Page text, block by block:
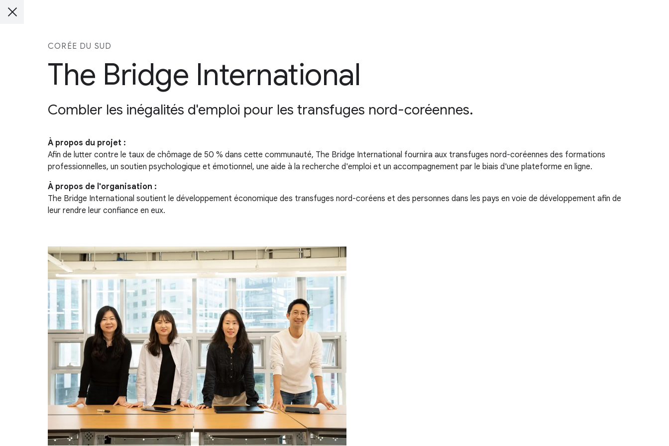
CORÉE DU SUD
The Bridge International
Combler les inégalités d'emploi pour les transfuges nord-coréennes.
À propos du projet :
Afin de lutter contre le taux de chômage de 50 % dans cette communauté, The Bridge International fournira aux transfuges nord-coréennes des formations
professionnelles, un soutien psychologique et émotionnel, une aide à la recherche d'emploi et un accompagnement par le biais d'une plateforme en ligne.
À propos de l'organisation :
The Bridge International soutient le développement économique des transfuges nord-coréens et des personnes dans les pays en voie de développement afin de
leur rendre leur confiance en eux.